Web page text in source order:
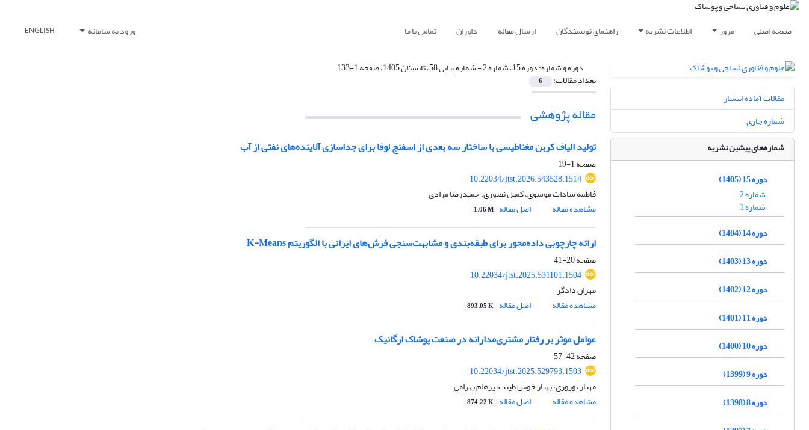
صفحه اصلی مرور اطلاعات نشریه راهنمای نویسندگان ارسال مقاله داوران تماس با ما ورود به سامانه ENGLISH
دوره و شماره:دوره 15، شماره 2 - شماره پیاپی 58، تابستان 1405، صفحه 1-133
تعداد مقالات: 6
مقاله پژوهشی
تولید الیاف کربن مغناطیسی با ساختار سه بعدی از اسفنج لوفا برای جداسازی آلاینده‌های نفتی از آب
صفحه1-19
10.22034/jtst.2026.543528.1514
فاطمه سادات موسوی، کمیل نصوری، حمیدرضا مرادی
مشاهده مقاله
اصل مقاله 1.06 M
ارائه چارچوبی داده‌محور برای طبقه‌بندی و مشابهت‌سنجی فرش‌های ایرانی با الگوریتم K-Means
صفحه20-41
10.22034/jtst.2025.531101.1504
مهران دادگر
مشاهده مقاله
اصل مقاله 893.05 K
عوامل موثر بر رفتار مشتری‌مدارانه در صنعت پوشاک ارگانیک
صفحه42-57
10.22034/jtst.2025.529793.1503
مهناز نوروزی، بهناز خوش طینت، پرهام بهرامی
مشاهده مقاله
اصل مقاله 874.22 K
مقالات آماده انتشار
شماره جاری
شماره‌های پیشین نشریه
دوره 15 (1405)
شماره 2
شماره 1
دوره 14 (1404)
دوره 13 (1403)
دوره 12 (1402)
دوره 11 (1401)
دوره 10 (1400)
دوره 9 (1399)
دوره 8 (1398)